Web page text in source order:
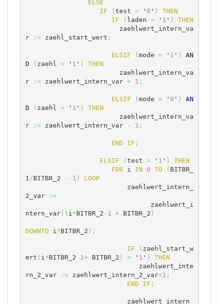
ELSE
IF
( test = ' 0 ' )
THEN
IF
( laden = ' 1 ' )
THEN
r
:= zaehl_start_wert ;
ELSIF ( mode = ' 1 ' )
AN
D
( zaehl = ' 1 ' )
THEN
r
:= zaehlwert_intern_var + 1 ;
ELSIF ( mode = ' 0 ' )
AN
D
( zaehl = ' 1 ' )
THEN
r
:= zaehlwert_intern_var - 1 ;
END IF ;
ELSIF ( test = ' 1 ' )
THEN
FOR i IN 0 TO ( BITBR_
1/BITBR_2 - 1 )
LOOP
2_var
:=
ntern_var( ( i*BITBR_2 - 1 + BITBR_2 )
DOWNTO i*BITBR_2 ) ;
IF ( zaehl_start_w
ert ( i*BITBR_2 - 1+ BITBR_2 ) = ' 1 ' )
THEN
rn_2_var
:= zaehlwert_intern_2_var+1 ;
END
IF ;